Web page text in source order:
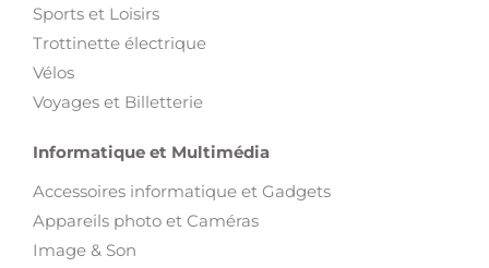
Sports et Loisirs
Trottinette électrique
Vélos
Voyages et Billetterie
Informatique et Multimédia
Accessoires informatique et Gadgets
Appareils photo et Caméras
Image & Son